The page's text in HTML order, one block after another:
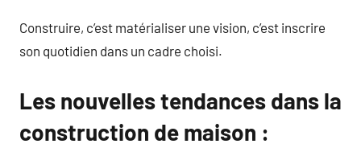
Construire, c’est matérialiser une vision, c’est inscrire
son quotidien dans un cadre choisi.
Les nouvelles tendances dans la
construction de maison :